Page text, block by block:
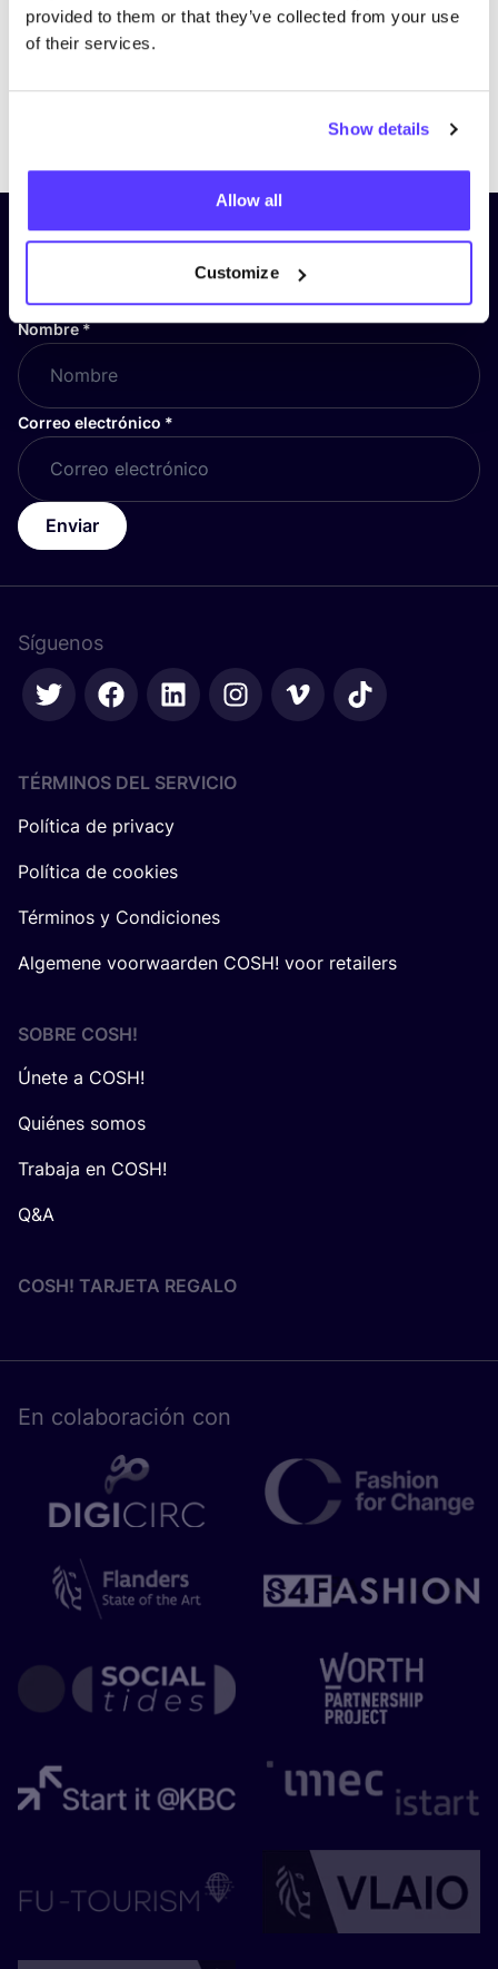
provided to them or that they’ve collected from your use
of their services.
Show details
Allow all
Customize
Previous
¡Suscríbete a nuestro boletín
y mantente informado!
Nombre*
Correo electrónico *
Enviar
Síguenos
TÉRMINOS DEL SERVICIO
Política de privacy
Política de cookies
Términos y Condiciones
Algemene voorwaarden COSH! voor retailers
SOBRE COSH!
Únete a COSH!
Quiénes somos
Trabaja en COSH!
Q&A
COSH! TARJETA REGALO
En cola­bo­ra­ción con